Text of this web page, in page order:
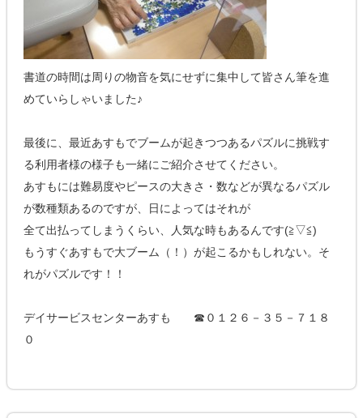
書道の時間は周りの物音を気にせずに集中して皆さん筆を進
めていらしゃいました♪
最後に、最近あすもでブームが起きつつあるパズルに挑戦す
る利用者様の様子も一緒にご紹介させてください。
あすもには難易度やピースの大きさ・数などが異なるパズル
が数種類あるのですが、日によってはそれが
全て出払ってしまうくらい、人気な時もあるんです(≧▽≦)
もうすぐあすもで大ブーム（！）が起こるかもしれない。そ
れがパズルです！！
デイサービスセンターあすも ☎０１２６－３５－７１８
０